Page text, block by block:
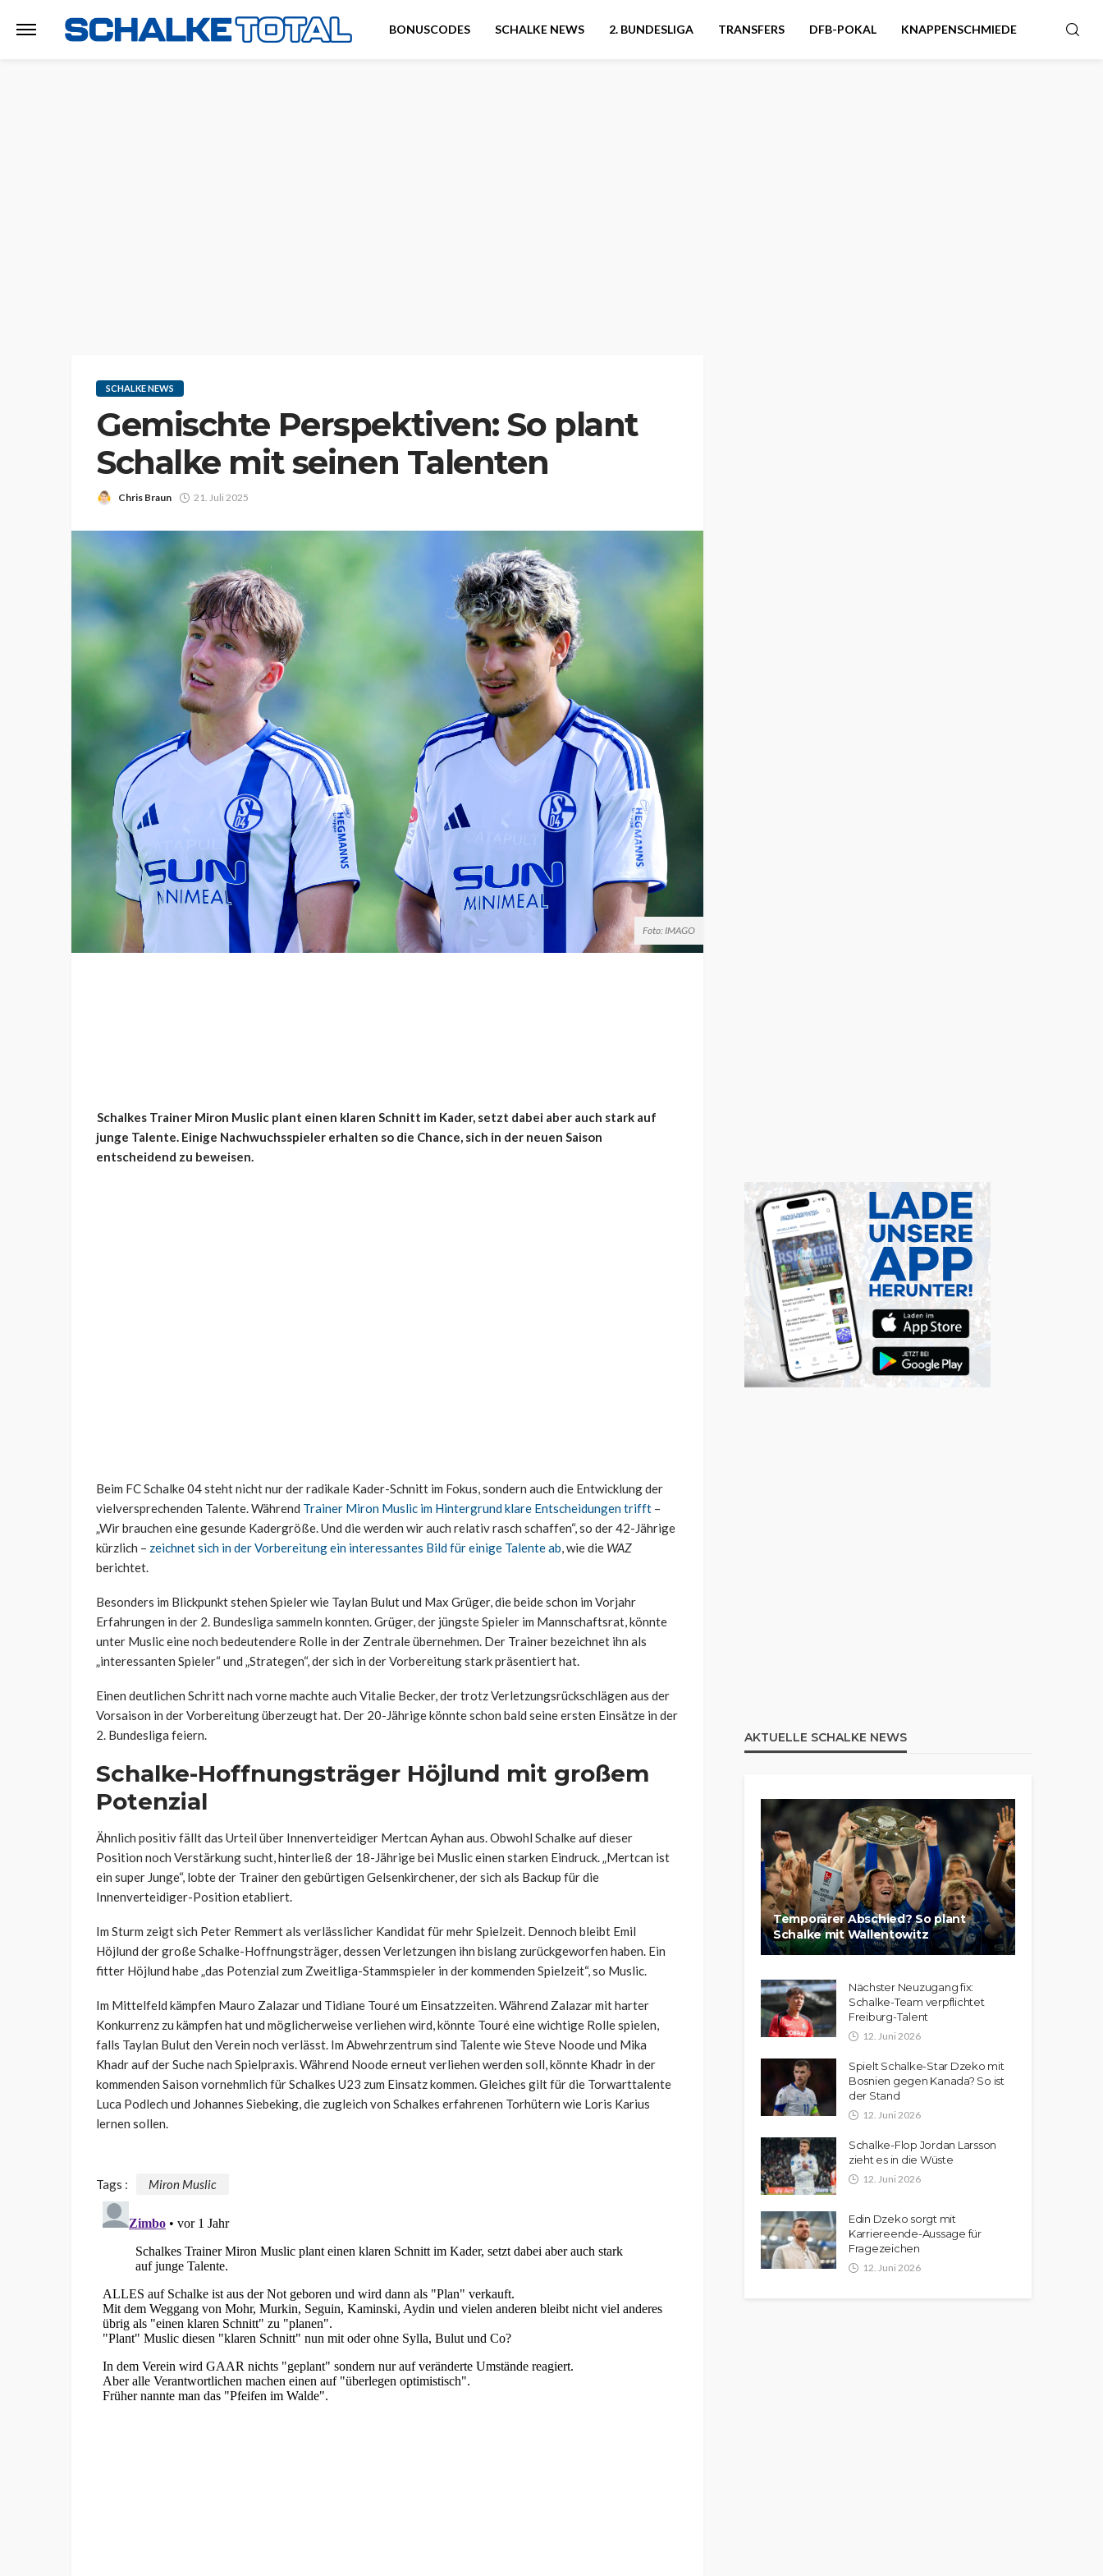
BONUSCODES SCHALKE NEWS 2. BUNDESLIGA TRANSFERS DFB-POKAL KNAPPENSCHMIEDE
SCHALKE NEWS
Gemischte Perspektiven: So plant
Schalke mit seinen Talenten
Chris Braun 21. Juli 2025
Foto: IMAGO
Schalkes Trainer Miron Muslic plant einen klaren Schnitt im Kader, setzt dabei aber auch stark auf
junge Talente. Einige Nachwuchsspieler erhalten so die Chance, sich in der neuen Saison
entscheidend zu beweisen.
Beim FC Schalke 04 steht nicht nur der radikale Kader-Schnitt im Fokus, sondern auch die Entwicklung der
vielversprechenden Talente. Während Trainer Miron Muslic im Hintergrund klare Entscheidungen trifft –
„Wir brauchen eine gesunde Kadergröße. Und die werden wir auch relativ rasch schaffen“, so der 42-Jährige
kürzlich – zeichnet sich in der Vorbereitung ein interessantes Bild für einige Talente ab, wie die WAZ
berichtet.
Besonders im Blickpunkt stehen Spieler wie Taylan Bulut und Max Grüger, die beide schon im Vorjahr
Erfahrungen in der 2. Bundesliga sammeln konnten. Grüger, der jüngste Spieler im Mannschaftsrat, könnte
unter Muslic eine noch bedeutendere Rolle in der Zentrale übernehmen. Der Trainer bezeichnet ihn als
„interessanten Spieler“ und „Strategen“, der sich in der Vorbereitung stark präsentiert hat.
Einen deutlichen Schritt nach vorne machte auch Vitalie Becker, der trotz Verletzungsrückschlägen aus der
Vorsaison in der Vorbereitung überzeugt hat. Der 20-Jährige könnte schon bald seine ersten Einsätze in der
2. Bundesliga feiern.
Schalke-Hoffnungsträger Höjlund mit großem
Potenzial
Ähnlich positiv fällt das Urteil über Innenverteidiger Mertcan Ayhan aus. Obwohl Schalke auf dieser
Position noch Verstärkung sucht, hinterließ der 18-Jährige bei Muslic einen starken Eindruck. „Mertcan ist
ein super Junge“, lobte der Trainer den gebürtigen Gelsenkirchener, der sich als Backup für die
Innenverteidiger-Position etabliert.
Im Sturm zeigt sich Peter Remmert als verlässlicher Kandidat für mehr Spielzeit. Dennoch bleibt Emil
Höjlund der große Schalke-Hoffnungsträger, dessen Verletzungen ihn bislang zurückgeworfen haben. Ein
fitter Höjlund habe „das Potenzial zum Zweitliga-Stammspieler in der kommenden Spielzeit“, so Muslic.
Im Mittelfeld kämpfen Mauro Zalazar und Tidiane Touré um Einsatzzeiten. Während Zalazar mit harter
Konkurrenz zu kämpfen hat und möglicherweise verliehen wird, könnte Touré eine wichtige Rolle spielen,
falls Taylan Bulut den Verein noch verlässt. Im Abwehrzentrum sind Talente wie Steve Noode und Mika
Khadr auf der Suche nach Spielpraxis. Während Noode erneut verliehen werden soll, könnte Khadr in der
kommenden Saison vornehmlich für Schalkes U23 zum Einsatz kommen. Gleiches gilt für die Torwarttalente
Luca Podlech und Johannes Siebeking, die zugleich von Schalkes erfahrenen Torhütern wie Loris Karius
lernen sollen.
Tags : Miron Muslic
AKTUELLE SCHALKE NEWS
Temporärer Abschied? So plant
Schalke mit Wallentowitz
Nächster Neuzugang fix:
Schalke-Team verpflichtet
Freiburg-Talent
12. Juni 2026
Spielt Schalke-Star Dzeko mit
Bosnien gegen Kanada? So ist
der Stand
12. Juni 2026
Schalke-Flop Jordan Larsson
zieht es in die Wüste
12. Juni 2026
Edin Dzeko sorgt mit
Karriereende-Aussage für
Fragezeichen
12. Juni 2026